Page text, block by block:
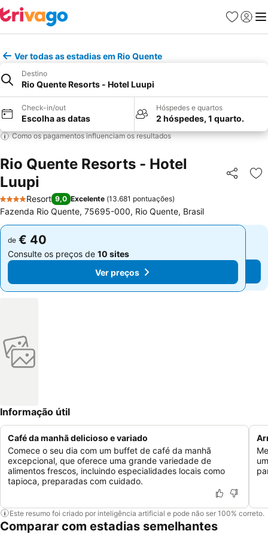
Favoritos
Iniciar
Ver todas as estadias em Rio Quente
Destino
Rio Quente Resorts - Hotel Luupi
Check-in/out
Escolha as datas
Hóspedes e quartos
2 hóspedes, 1 quarto.
Como os pagamentos influenciam os resultados
Rio Quente Resorts - Hotel
Luupi
Partilhar
4 Estrelas
Resort 9,0 Excelente (13.681 pontuações)
Fazenda Rio Quente, 75695-000, Rio Quente, Brasil
de € 40
Consulte os preços de 10 sites
Ver preços
de € 40
Consulte os preços de 10 sites
Ver preços
Informação útil
Café da manhã delicioso e variado
Comece o seu dia com um buffet de café da manhã
excepcional, que oferece uma grande variedade de
alimentos frescos, incluindo especialidades locais como
tapioca, preparadas com cuidado.
Este resumo foi criado por inteligência artificial e pode não ser 100% correto.
Comparar com estadias semelhantes